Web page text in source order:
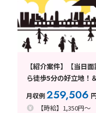
【紹介案件】【当日
ら徒歩5分の好立地！
月収例259,506
【時給】1,350円～